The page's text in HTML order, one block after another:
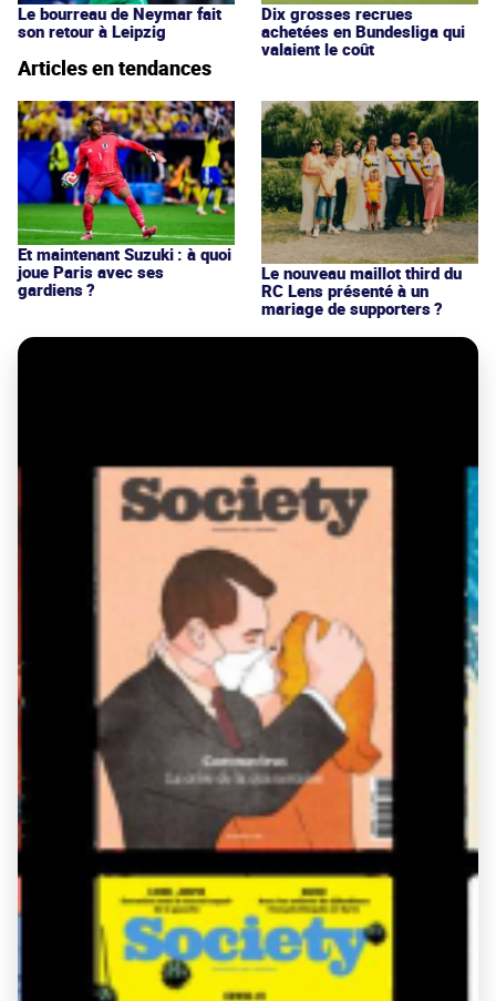
Le bourreau de Neymar fait
son retour à Leipzig
Dix grosses recrues
achetées en Bundesliga qui
valaient le coût
Articles en tendances
Et maintenant Suzuki : à quoi
joue Paris avec ses
gardiens ?
Le nouveau maillot third du
RC Lens présenté à un
mariage de supporters ?